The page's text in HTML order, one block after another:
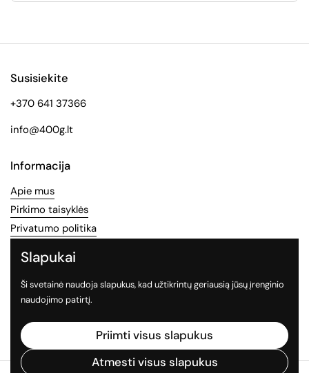
Susisiekite
+370 641 37366
info@400g.lt
Informacija
Apie mus
Pirkimo taisyklės
Privatumo politika
Socialinės medijos
Sekite mus socialiniuose tinkluose
Facebook
Slapukai
Ši svetainė naudoja slapukus, kad užtikrintų geriausią jūsų įrenginio
naudojimo patirtį.
Priimti visus slapukus
Atmesti visus slapukus